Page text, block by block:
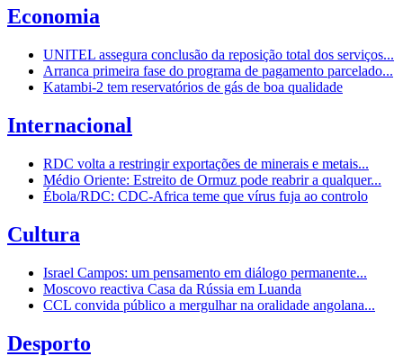
Economia
UNITEL assegura conclusão da reposição total dos serviços...
Arranca primeira fase do programa de pagamento parcelado...
Katambi-2 tem reservatórios de gás de boa qualidade
Internacional
RDC volta a restringir exportações de minerais e metais...
Médio Oriente: Estreito de Ormuz pode reabrir a qualquer...
Ébola/RDC: CDC-Africa teme que vírus fuja ao controlo
Cultura
Israel Campos: um pensamento em diálogo permanente...
Moscovo reactiva Casa da Rússia em Luanda
CCL convida público a mergulhar na oralidade angolana...
Desporto